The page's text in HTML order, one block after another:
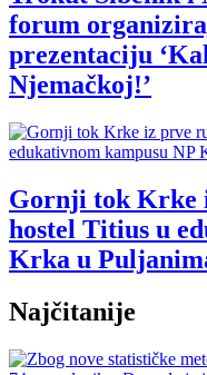
forum
prezentaciju
Njemačkoj!’
Gornji tok Krke
hostel Titius u
Krka u
Najčitanije